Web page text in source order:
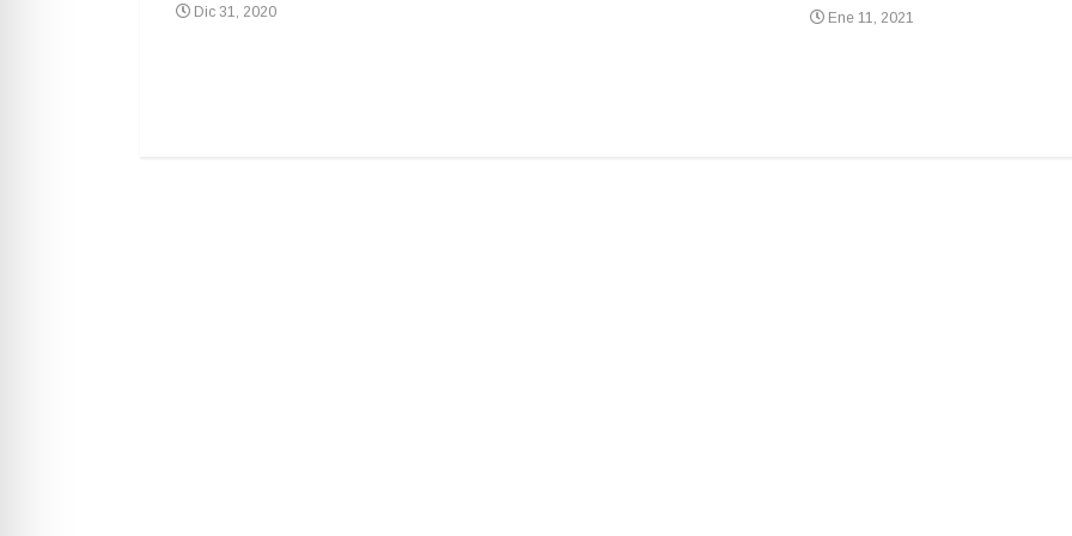
Dic 31, 2020 Ene 11, 2021